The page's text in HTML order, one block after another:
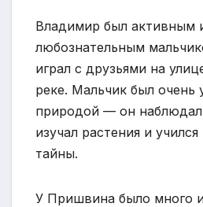
Владимир был активным
любознательным
играл с друзьями на
реке. Мальчик был очень
природой — он
изучал растения и
тайны.
У Пришвина было много